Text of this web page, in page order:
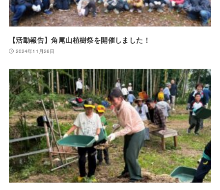
【活動報告】角尾山植樹祭を開催しました！
2024年11月26日